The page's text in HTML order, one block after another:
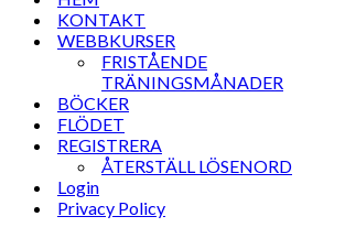
KONTAKT
WEBBKURSER
FRISTÅENDE
TRÄNINGSMÅNADER
BÖCKER
FLÖDET
REGISTRERA
ÅTERSTÄLL LÖSENORD
Login
Privacy Policy